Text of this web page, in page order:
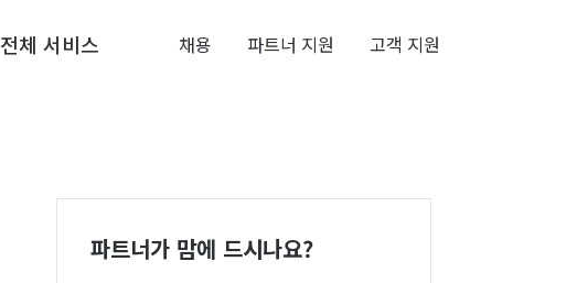
전체 서비스 채용 파트너 지원 고객 지원
파트너가 맘에 드시나요?